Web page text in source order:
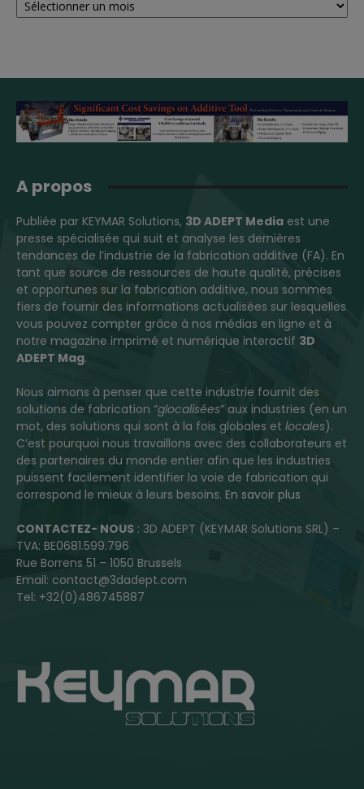
A propos
Publiée par KEYMAR Solutions, 3D ADEPT Media est une
presse spécialisée qui suit et analyse les dernières
tendances de l’industrie de la fabrication additive (FA). En
tant que source de ressources de haute qualité, précises
et opportunes sur la fabrication additive, nous sommes
fiers de fournir des informations actualisées sur lesquelles
vous pouvez compter grâce à nos médias en ligne et à
notre magazine imprimé et numérique interactif 3D
ADEPT Mag.
Nous aimons à penser que cette industrie fournit des
solutions de fabrication “glocalisées” aux industries (en un
mot, des solutions qui sont à la fois globales et locales).
C’est pourquoi nous travaillons avec des collaborateurs et
des partenaires du monde entier afin que les industries
puissent facilement identifier la voie de fabrication qui
correspond le mieux à leurs besoins. En savoir plus
CONTACTEZ- NOUS : 3D ADEPT (KEYMAR Solutions SRL) –
TVA: BE0681.599.796
Rue Borrens 51 – 1050 Brussels
Email: contact@3dadept.com
Tel: +32(0)486745887